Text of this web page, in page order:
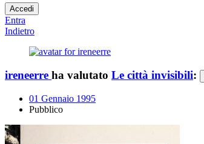
Accedi
Entra
Indietro
ireneerre ha valutato Le città invisibili:
01 Gennaio 1995
Pubblico